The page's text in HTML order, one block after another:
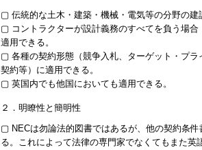
▢ 伝統的な土木・建築・機械・電気等の分野の建
▢ コントラクターが設計義務のすべてを負う場
適用できる。
▢ 各種の契約形態（競争入札、ターゲット・プ
契約等）に適用できる。
▢ 英国内でも他国においても適用できる。
２．明瞭性と簡明性
▢ NECは勿論法的図書ではあるが、他の契約条
る。これによって法律の専門家でなくてもまた